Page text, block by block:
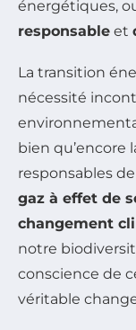
énergétiques,
responsable et
La transition
nécessité
bien qu’encore
responsables
gaz à effet de
changement
notre
conscience de
véritable